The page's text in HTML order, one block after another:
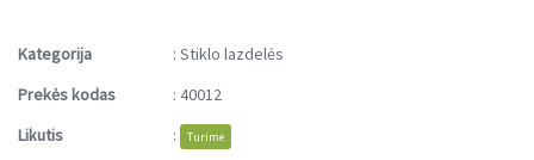
Kategorija : Stiklo lazdelės
Prekės kodas
: 40012
Likutis
: Turime